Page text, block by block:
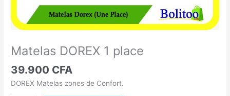
Matelas DOREX 1 place
39.900 CFA
DOREX Matelas zones de Confort.